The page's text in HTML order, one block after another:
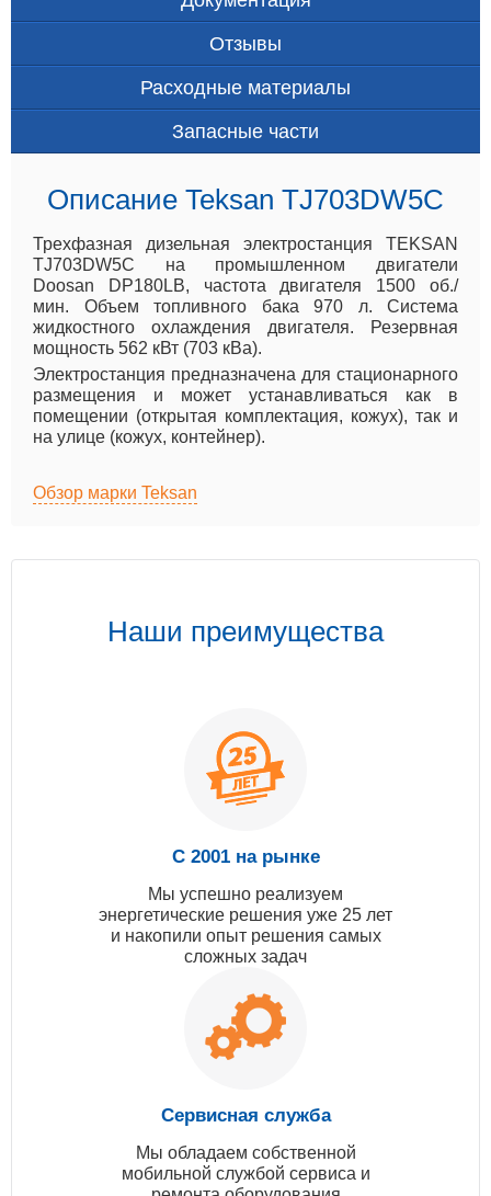
Отзывы
Расходные материалы
Запасные части
Описание Teksan TJ703DW5C
Трехфазная дизельная электростанция TEKSAN
TJ703DW5C на промышленном двигатели
Doosan DP180LB, частота двигателя 1500 об./
мин. Объем топливного бака 970 л. Система
жидкостного охлаждения двигателя. Резервная
мощность 562 кВт (703 кВа).
Электростанция предназначена для стационарного
размещения и может устанавливаться как в
помещении (открытая комплектация, кожух), так и
на улице (кожух, контейнер).
Обзор марки Teksan
Наши преимущества
С 2001 на рынке
Мы успешно реализуем
энергетические решения уже 25 лет
и накопили опыт решения самых
сложных задач
Сервисная служба
Мы обладаем собственной
мобильной службой сервиса и